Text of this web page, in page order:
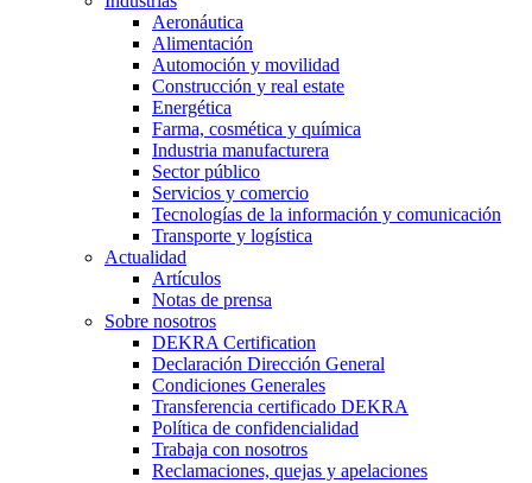
Aeronáutica
Alimentación
Automoción y movilidad
Construcción y real estate
Energética
Farma, cosmética y química
Industria manufacturera
Sector público
Servicios y comercio
Tecnologías de la información y comunicación
Transporte y logística
Actualidad
Artículos
Notas de prensa
Sobre nosotros
DEKRA Certification
Declaración Dirección General
Condiciones Generales
Transferencia certificado DEKRA
Política de confidencialidad
Trabaja con nosotros
Reclamaciones, quejas y apelaciones